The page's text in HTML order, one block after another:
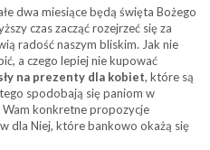
dwa miesiące będą święta Bożego
czas zacząć rozejrzeć się za
radość naszym bliskim. Jak nie
a czego lepiej nie kupować
na prezenty dla kobiet, które są
spodobają się paniom w
konkretne propozycje
dla Niej, które bankowo okażą się